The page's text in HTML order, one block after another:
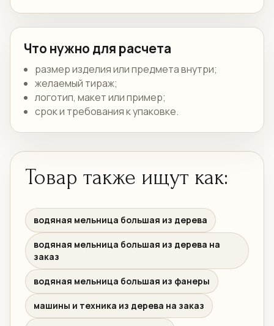
Что нужно для расчета
размер изделия или предмета внутри;
желаемый тираж;
логотип, макет или пример;
срок и требования к упаковке.
Товар также ищут как:
водяная мельница большая из дерева
водяная мельница большая из дерева на
заказ
водяная мельница большая из фанеры
машины и техника из дерева на заказ